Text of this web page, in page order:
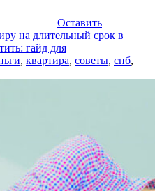
Оставить
на длительный срок в
гайд для
, квартира, советы, спб,